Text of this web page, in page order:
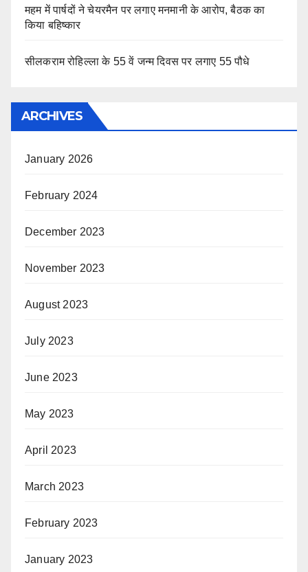
महम में पार्षदों ने चेयरमैन पर लगाए मनमानी के आरोप, बैठक का
किया बहिष्कार
सीलकराम रोहिल्ला के 55 वें जन्म दिवस पर लगाए 55 पौधे
ARCHIVES
January 2026
February 2024
December 2023
November 2023
August 2023
July 2023
June 2023
May 2023
April 2023
March 2023
February 2023
January 2023